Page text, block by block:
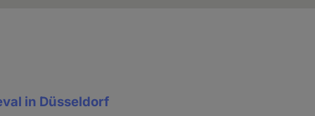
in Düsseldorf